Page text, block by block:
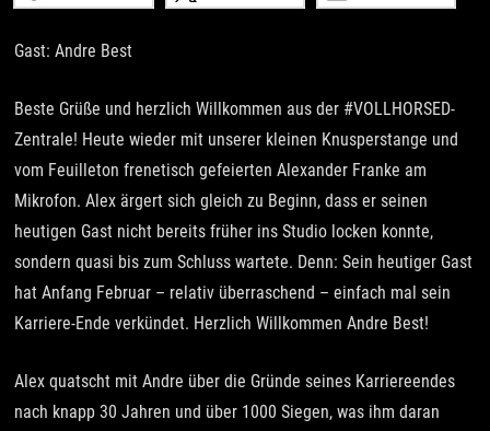
Gast: Andre Best
Beste Grüße und herzlich Willkommen aus der #VOLLHORSED-
Zentrale! Heute wieder mit unserer kleinen Knusperstange und
vom Feuilleton frenetisch gefeierten Alexander Franke am
Mikrofon. Alex ärgert sich gleich zu Beginn, dass er seinen
heutigen Gast nicht bereits früher ins Studio locken konnte,
sondern quasi bis zum Schluss wartete. Denn: Sein heutiger Gast
hat Anfang Februar – relativ überraschend – einfach mal sein
Karriere-Ende verkündet. Herzlich Willkommen Andre Best!
Alex quatscht mit Andre über die Gründe seines Karriereendes
nach knapp 30 Jahren und über 1000 Siegen, was ihm daran